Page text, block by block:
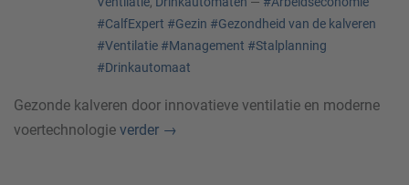
#CalfExpert #Gezin #Gezondheid van de kalveren
#Ventilatie #Management #Stalplanning
#Drinkautomaat
Gezonde kalveren door innovatieve ventilatie en moderne
voertechnologie verder →